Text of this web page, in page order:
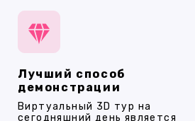
Лучший способ
демонстрации
Виртуальный 3D тур на
сегодняшний день является